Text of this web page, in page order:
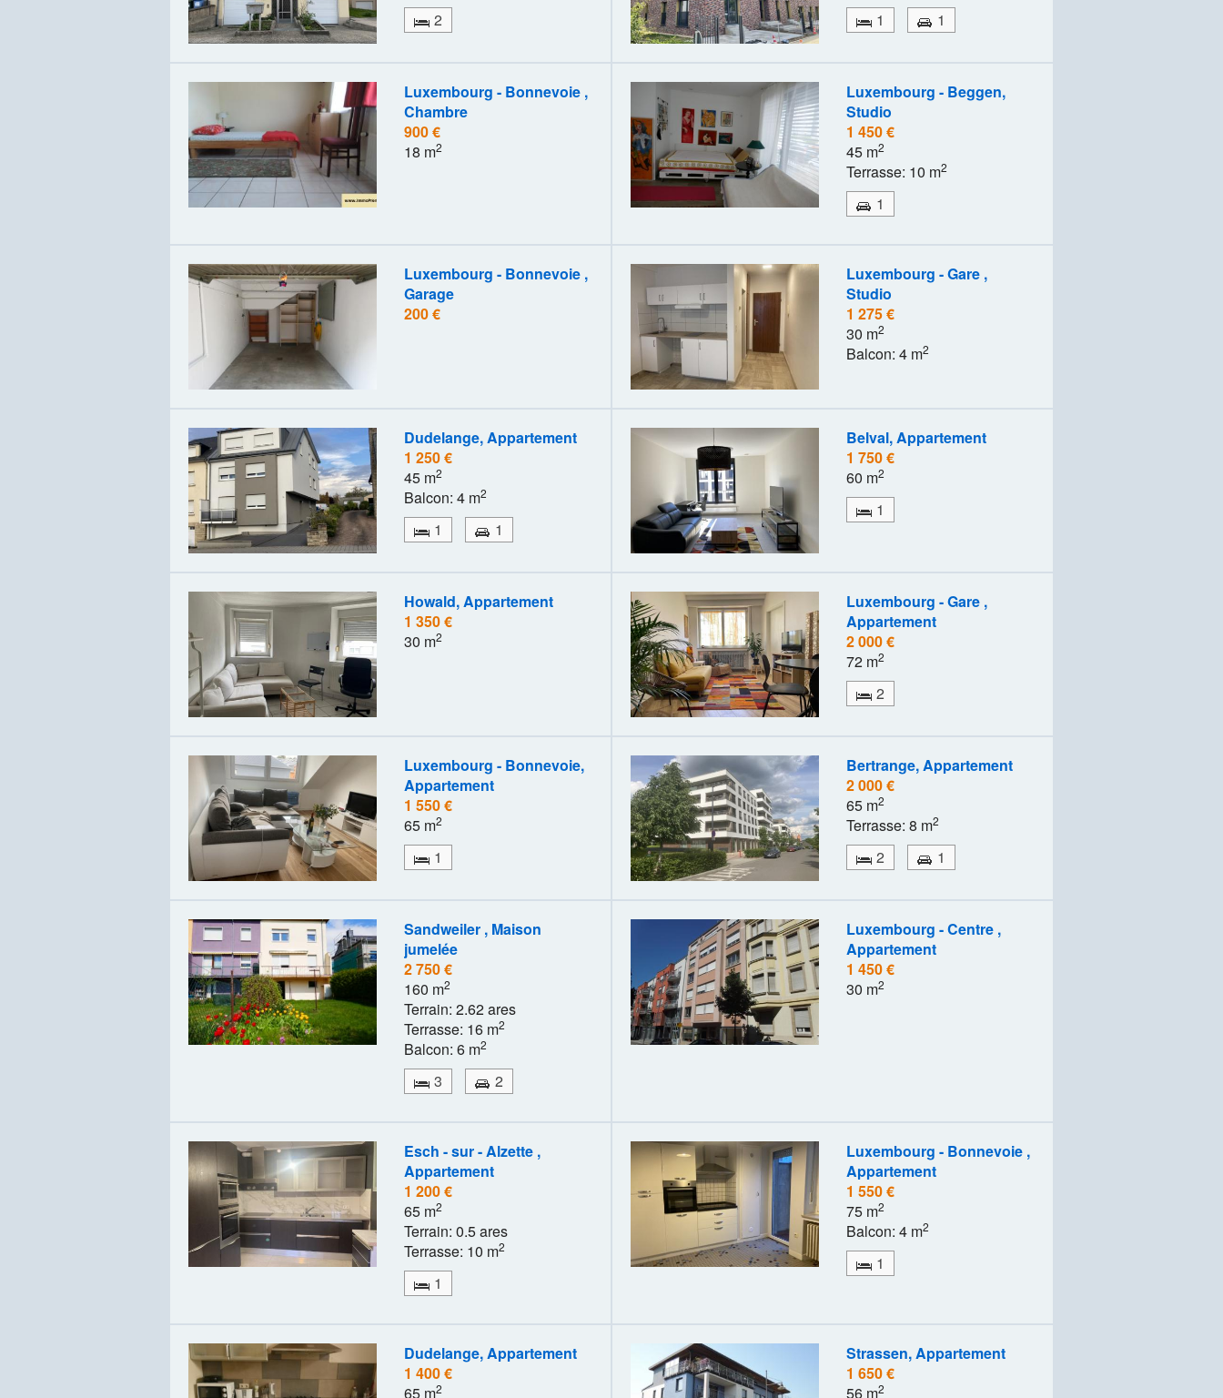
2 1 1
Luxembourg - Bonnevoie ,
Chambre
900 €
18 m2
Luxembourg - Beggen,
Studio
1 450 €
45 m2
Terrasse: 10 m2
1
Luxembourg - Bonnevoie ,
Garage
200 €
Luxembourg - Gare ,
Studio
1 275 €
30 m2
Balcon: 4 m2
Dudelange, Appartement
1 250 €
45 m2
Balcon: 4 m2
1 1
Belval, Appartement
1 750 €
60 m2
1
Howald, Appartement
1 350 €
30 m2
Luxembourg - Gare ,
Appartement
2 000 €
72 m2
2
Luxembourg - Bonnevoie,
Appartement
1 550 €
65 m2
1
Bertrange, Appartement
2 000 €
65 m2
Terrasse: 8 m2
2 1
Sandweiler , Maison
jumelée
2 750 €
160 m2
Terrain: 2.62 ares
Terrasse: 16 m2
Balcon: 6 m2
3 2
Luxembourg - Centre ,
Appartement
1 450 €
30 m2
Esch - sur - Alzette ,
Appartement
1 200 €
65 m2
Terrain: 0.5 ares
Terrasse: 10 m2
1
Luxembourg - Bonnevoie ,
Appartement
1 550 €
75 m2
Balcon: 4 m2
1
Dudelange, Appartement
1 400 €
65 m2
Strassen, Appartement
1 650 €
56 m2